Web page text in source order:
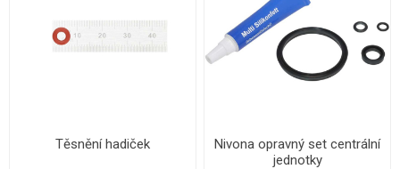
Těsnění hadiček
Nivona opravný set centrální
jednotky